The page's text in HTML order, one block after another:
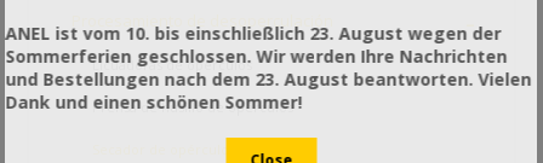
-
Licuadoras de opérculos
Prensa de husillo de opérculos
Secador de opérculos en bolsas
ANEL ist vom 10. bis einschließlich 23. August wegen der
Sommerferien geschlossen. Wir werden Ihre Nachrichten
und Bestellungen nach dem 23. August beantworten. Vielen
Dank und einen schönen Sommer!